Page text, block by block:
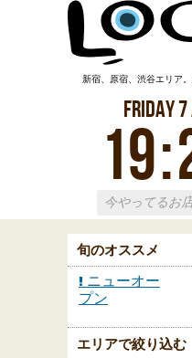
新宿、原宿、渋谷エリア
Friday7
19:
旬のオススメ
ニューオー
プン
エリアで絞り込む